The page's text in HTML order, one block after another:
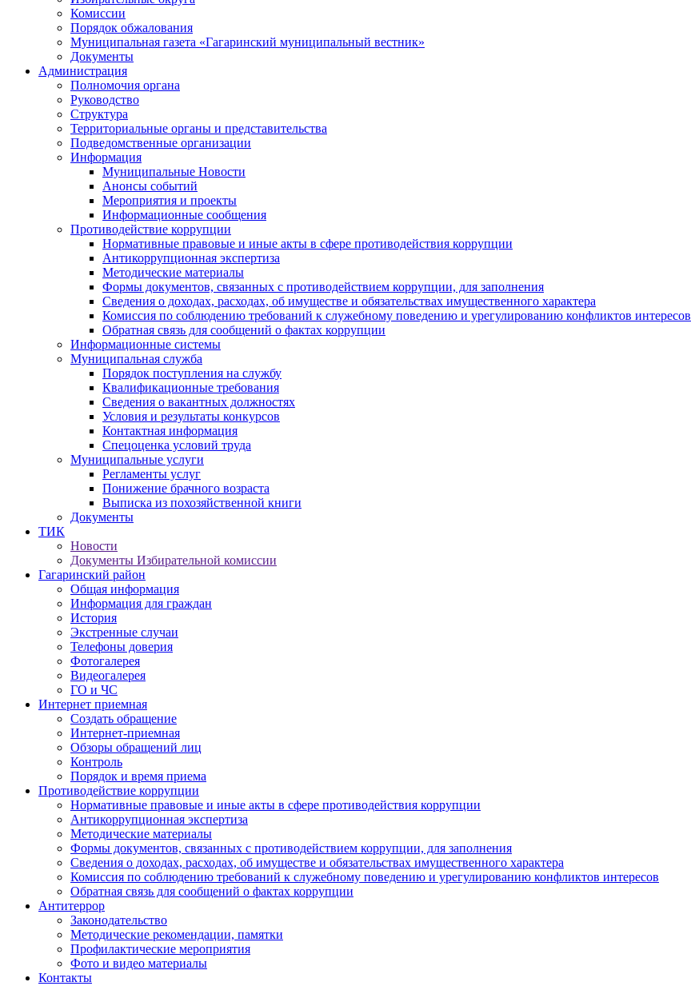
Комиссии
Порядок обжалования
Муниципальная газета «Гагаринский муниципальный вестник»
Документы
Администрация
Полномочия органа
Руководство
Структура
Территориальные органы и представительства
Подведомственные организации
Информация
Муниципальные Новости
Анонсы событий
Мероприятия и проекты
Информационные сообщения
Противодействие коррупции
Нормативные правовые и иные акты в сфере противодействия коррупции
Антикоррупционная экспертиза
Методические материалы
Формы документов, связанных с противодействием коррупции, для заполнения
Сведения о доходах, расходах, об имуществе и обязательствах имущественного характера
Комиссия по соблюдению требований к служебному поведению и урегулированию конфликтов интересов
Обратная связь для сообщений о фактах коррупции
Информационные системы
Муниципальная служба
Порядок поступления на службу
Квалификационные требования
Сведения о вакантных должностях
Условия и результаты конкурсов
Контактная информация
Спецоценка условий труда
Муниципальные услуги
Регламенты услуг
Понижение брачного возраста
Выписка из похозяйственной книги
Документы
ТИК
Новости
Документы Избирательной комиссии
Гагаринский район
Общая информация
Информация для граждан
История
Экстренные случаи
Телефоны доверия
Фотогалерея
Видеогалерея
ГО и ЧС
Интернет приемная
Создать обращение
Интернет-приемная
Обзоры обращений лиц
Контроль
Порядок и время приема
Противодействие коррупции
Нормативные правовые и иные акты в сфере противодействия коррупции
Антикоррупционная экспертиза
Методические материалы
Формы документов, связанных с противодействием коррупции, для заполнения
Сведения о доходах, расходах, об имуществе и обязательствах имущественного характера
Комиссия по соблюдению требований к служебному поведению и урегулированию конфликтов интересов
Обратная связь для сообщений о фактах коррупции
Антитеррор
Законодательство
Методические рекомендации, памятки
Профилактические мероприятия
Фото и видео материалы
Контакты